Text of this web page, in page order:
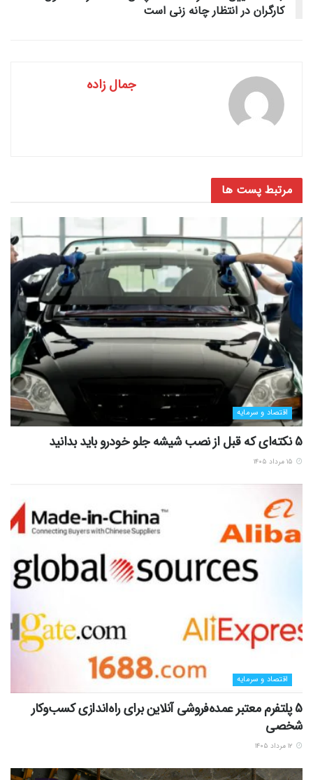
کارگران در انتظار چانه زنی است
جمال زاده
مرتبط پست ها
اقتصاد و سرمایه
5 نکته‌ای که قبل از نصب شیشه جلو خودرو باید بدانید
اقتصاد و سرمایه
5 پلتفرم معتبر عمده‌فروشی آنلاین برای راه‌اندازی کسب‌وکار
شخصی